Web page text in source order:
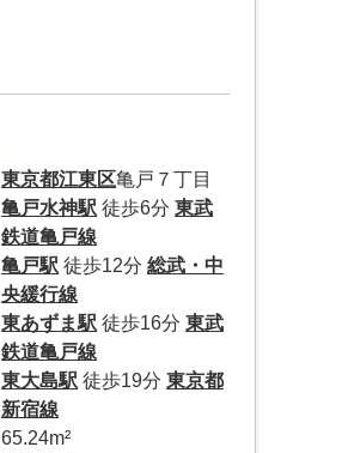
東京都江東区亀戸７丁目
亀戸水神駅 徒歩6分東武
鉄道亀戸線
亀戸駅 徒歩12分総武・中
央緩行線
東あずま駅 徒歩16分東武
鉄道亀戸線
東大島駅 徒歩19分東京都
新宿線
65.24m²